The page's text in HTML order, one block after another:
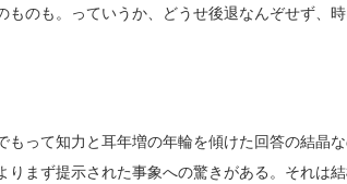
のも。っていうか、どうせ後退なんぞせず、
って知力と耳年増の年輪を傾けた回答の結晶
りまず提示された事象への驚きがある。それは